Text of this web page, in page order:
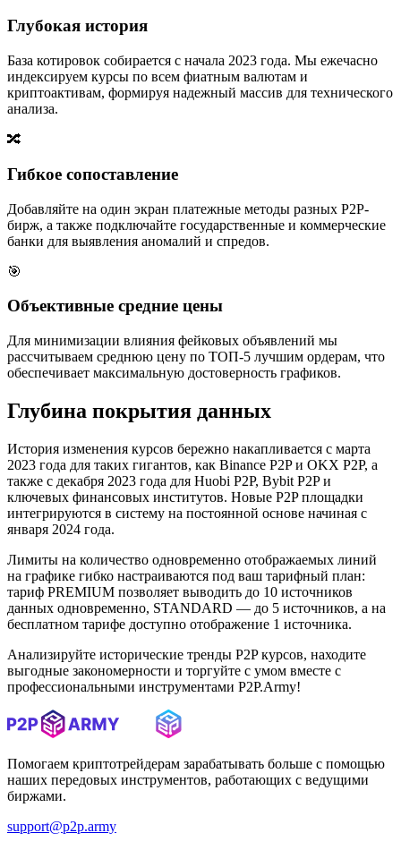
Глубокая история
База котировок собирается с начала 2023 года. Мы ежечасно
индексируем курсы по всем фиатным валютам и
криптоактивам, формируя надежный массив для технического
анализа.
🔀
Гибкое сопоставление
Добавляйте на один экран платежные методы разных P2P-
бирж, а также подключайте государственные и коммерческие
банки для выявления аномалий и спредов.
🎯
Объективные средние цены
Для минимизации влияния фейковых объявлений мы
рассчитываем среднюю цену по ТОП-5 лучшим ордерам, что
обеспечивает максимальную достоверность графиков.
Глубина покрытия данных
История изменения курсов бережно накапливается с марта
2023 года для таких гигантов, как Binance P2P и OKX P2P, а
также с декабря 2023 года для Huobi P2P, Bybit P2P и
ключевых финансовых институтов. Новые P2P площадки
интегрируются в систему на постоянной основе начиная с
января 2024 года.
Лимиты на количество одновременно отображаемых линий
на графике гибко настраиваются под ваш тарифный план:
тариф PREMIUM позволяет выводить до 10 источников
данных одновременно, STANDARD — до 5 источников, а на
бесплатном тарифе доступно отображение 1 источника.
Анализируйте исторические тренды P2P курсов, находите
выгодные закономерности и торгуйте с умом вместе с
профессиональными инструментами P2P.Army!
Помогаем криптотрейдерам зарабатывать больше с помощью
наших передовых инструментов, работающих с ведущими
биржами.
support@p2p.army